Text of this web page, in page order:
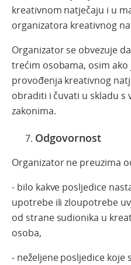
kreativnom natječaju i u
organizatora kreativnog
Organizator se obvezuje
trećim osobama, osim
provođenja kreativnog
obraditi i čuvati u skladu s
zakonima.
Odgovornost
Organizator ne preuzima
- bilo kakve posljedice
upotrebe ili zloupotrebe
od strane sudionika u
osoba,
- neželjene posljedice